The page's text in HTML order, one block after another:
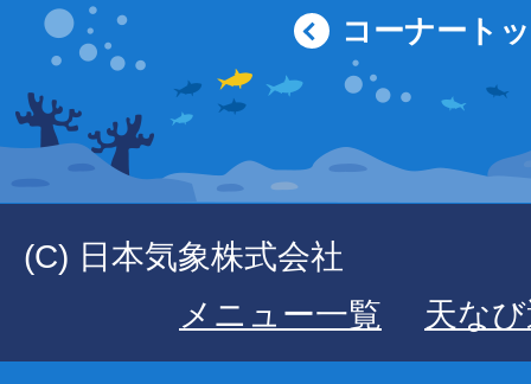
コーナート
(C) 日本気象株式会社
メニュー一覧
天な